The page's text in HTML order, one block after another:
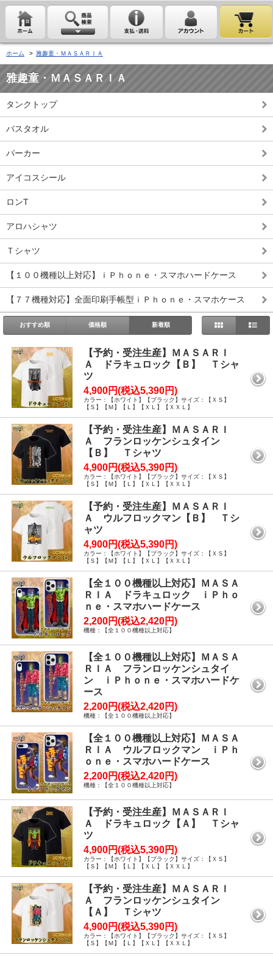
ホーム > 雅趣童・ＭＡＳＡＲＩＡ
雅趣童・ＭＡＳＡＲＩＡ
タンクトップ
バスタオル
パーカー
アイコスシール
ロンT
アロハシャツ
Ｔシャツ
【１００機種以上対応】ｉＰｈｏｎｅ・スマホハードケース
【７７機種対応】全面印刷手帳型ｉＰｈｏｎｅ・スマホケース
おすすめ順 価格順 新着順
【予約・受注生産】ＭＡＳＡＲＩ
Ａ ドラキュロック【Ｂ】 Ｔシャ
ツ
4,900円(税込5,390円)
カラー：【ホワイト】【ブラック】サイズ：【ＸＳ】
【Ｓ】【Ｍ】【Ｌ】【ＸＬ】【ＸＸＬ】
【予約・受注生産】ＭＡＳＡＲＩ
Ａ フランロッケンシュタイン
【Ｂ】 Ｔシャツ
4,900円(税込5,390円)
カラー：【ホワイト】【ブラック】サイズ：【ＸＳ】
【Ｓ】【Ｍ】【Ｌ】【ＸＬ】【ＸＸＬ】
【予約・受注生産】ＭＡＳＡＲＩ
Ａ ウルフロックマン【Ｂ】 Ｔシ
ャツ
4,900円(税込5,390円)
カラー：【ホワイト】【ブラック】サイズ：【ＸＳ】
【Ｓ】【Ｍ】【Ｌ】【ＸＬ】【ＸＸＬ】
【全１００機種以上対応】ＭＡＳＡ
ＲＩＡ ドラキュロック ｉＰｈｏ
ｎｅ・スマホハードケース
2,200円(税込2,420円)
機種：【全１００機種以上対応】
【全１００機種以上対応】ＭＡＳＡ
ＲＩＡ フランロッケンシュタイ
ン ｉＰｈｏｎｅ・スマホハードケ
ース
2,200円(税込2,420円)
機種：【全１００機種以上対応】
【全１００機種以上対応】ＭＡＳＡ
ＲＩＡ ウルフロックマン ｉＰｈ
ｏｎｅ・スマホハードケース
2,200円(税込2,420円)
機種：【全１００機種以上対応】
【予約・受注生産】ＭＡＳＡＲＩ
Ａ ドラキュロック【Ａ】 Ｔシャ
ツ
4,900円(税込5,390円)
カラー：【ホワイト】【ブラック】サイズ：【ＸＳ】
【Ｓ】【Ｍ】【Ｌ】【ＸＬ】【ＸＸＬ】
【予約・受注生産】ＭＡＳＡＲＩ
Ａ フランロッケンシュタイン
【Ａ】 Ｔシャツ
4,900円(税込5,390円)
カラー：【ホワイト】【ブラック】サイズ：【ＸＳ】
【Ｓ】【Ｍ】【Ｌ】【ＸＬ】【ＸＸＬ】